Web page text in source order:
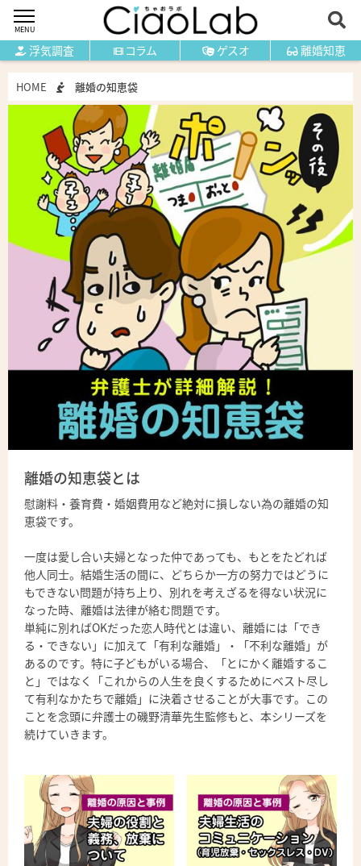
浮気調査 コラム ゲスオ 離婚知恵
MENU
HOME 離婚の知恵袋
離婚の知恵袋とは
慰謝料・養育費・婚姻費用など絶対に損しない為の離婚の知
恵袋です。
一度は愛し合い夫婦となった仲であっても、もとをたどれば
他人同士。結婚生活の間に、どちらか一方の努力ではどうに
もできない問題が持ち上り、別れを考えざるを得ない状況に
なった時、離婚は法律が絡む問題です。
単純に別ればOKだった恋人時代とは違い、離婚には「でき
る・できない」に加えて「有利な離婚」・「不利な離婚」が
あるのです。特に子どもがいる場合、「とにかく離婚するこ
と」ではなく「これからの人生を良くするためにベスト尽し
て有利なかたちで離婚」に決着させることが大事です。この
ことを念頭に弁護士の磯野清華先生監修もと、本シリーズを
続けていきます。